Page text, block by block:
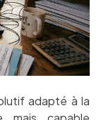
adapté à la